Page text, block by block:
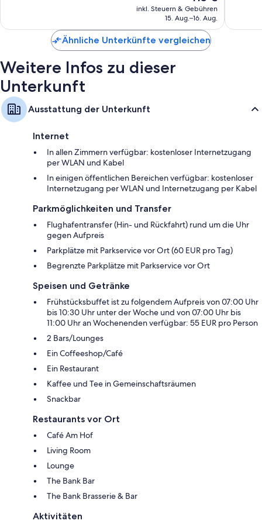
Allergikerbettwaren und kostenlose Babybetten
Regenduschen, Designer-Toilettenartikel und Komfortbadewannen
LCD-Fernseher mit Satellitenempfang
Kaffee-/Teezubehör
Preis
beträgt
inkl. Steuern & Gebühren
15. Aug.–16. Aug.
Ähnliche Unterkünfte vergleichen
Weitere Infos zu dieser
Unterkunft
Ausstattung der Unterkunft
Internet
In allen Zimmern verfügbar: kostenloser Internetzugang
per WLAN und Kabel
In einigen öffentlichen Bereichen verfügbar: kostenloser
Internetzugang per WLAN und Internetzugang per Kabel
Parkmöglichkeiten und Transfer
Flughafentransfer (Hin- und Rückfahrt) rund um die Uhr
gegen Aufpreis
Parkplätze mit Parkservice vor Ort (60 EUR pro Tag)
Begrenzte Parkplätze mit Parkservice vor Ort
Speisen und Getränke
Frühstücksbuffet ist zu folgendem Aufpreis von 07:00 Uhr
bis 10:30 Uhr unter der Woche und von 07:00 Uhr bis
11:00 Uhr an Wochenenden verfügbar: 55 EUR pro Person
2 Bars/Lounges
Ein Coffeeshop/Café
Ein Restaurant
Kaffee und Tee in Gemeinschaftsräumen
Snackbar
Restaurants vor Ort
Café Am Hof
Living Room
Lounge
The Bank Bar
The Bank Brasserie & Bar
Aktivitäten